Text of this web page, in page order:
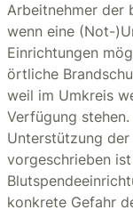
Arbeitnehmer der
wenn eine (Not-
Einrichtungen
örtliche
weil im Umkreis
Verfügung
Unterstützung
vorgeschrieben
konkrete Gefahr